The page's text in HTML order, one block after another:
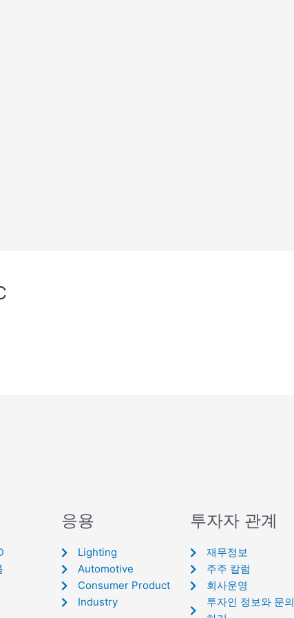
응용
Lighting
Automotive
Consumer Product
Industry
투자자 관계
재무정보
주주 칼럼
회사운영
투자인 정보와 문의